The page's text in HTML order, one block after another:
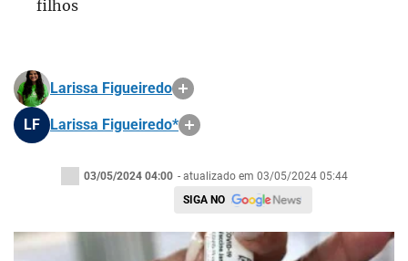
filhos
Larissa Figueiredo
LF Larissa Figueiredo*
03/05/2024 04:00 - atualizado em 03/05/2024 05:44
SIGA NO